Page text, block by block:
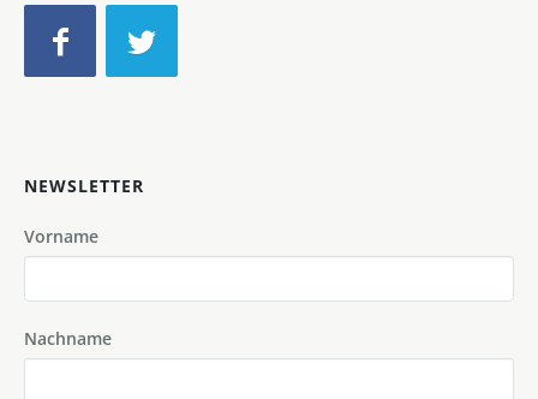
NEWSLETTER
Vorname
Nachname